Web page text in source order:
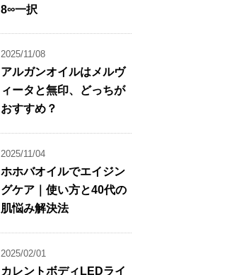
8∞一択
2025/11/08
アルガンオイルはメルヴ
ィータと無印、どっちが
おすすめ？
2025/11/04
ホホバオイルでエイジン
グケア｜使い方と40代の
肌悩み解決法
2025/02/01
カレントボディLEDライ